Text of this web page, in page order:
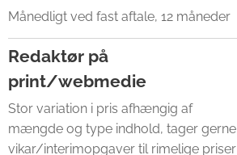
Månedligt ved fast aftale, 12 måneder
Redaktør på
print/webmedie
Stor variation i pris afhængig af
mængde og type indhold, tager gerne
vikar/interimopgaver til rimelige priser